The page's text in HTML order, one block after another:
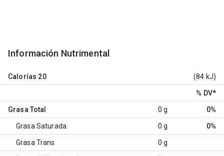
Información Nutrimental
Calorías 20 (84 kJ)
% DV*
Grasa Total 0 g 0%
Grasa Saturada 0 g 0%
Grasa Trans 0 g